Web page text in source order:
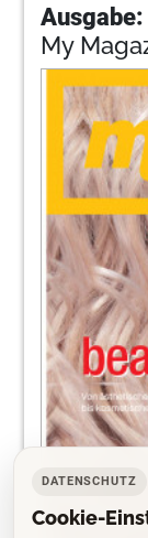
Ausgabe:
My
DATENSCHUTZ
Cookie-